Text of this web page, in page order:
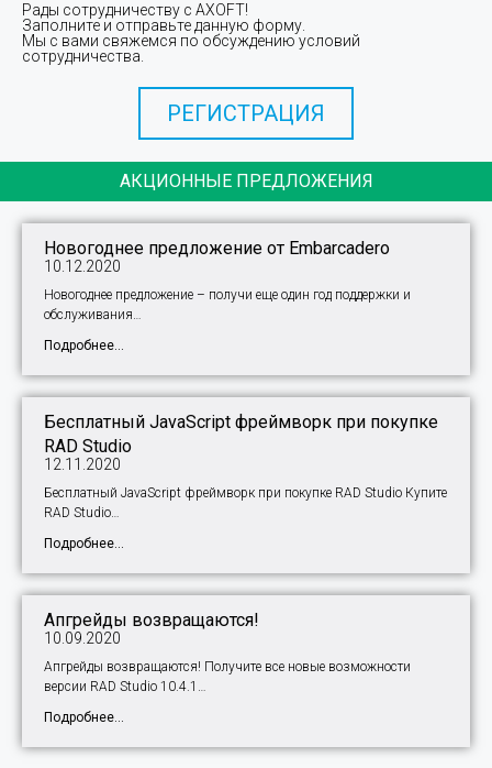
Рады сотрудничеству с AXOFT!
Заполните и отправьте данную форму.
Мы с вами свяжемся по обсуждению условий
сотрудничества.
РЕГИСТРАЦИЯ
АКЦИОННЫЕ ПРЕДЛОЖЕНИЯ
Новогоднее предложение от Embarcadero
10.12.2020
Новогоднее предложение – получи еще один год поддержки и
обслуживания…
Подробнее...
Бесплатный JavaScript фреймворк при покупке
RAD Studio
12.11.2020
Бесплатный JavaScript фреймворк при покупке RAD Studio Купите
RAD Studio…
Подробнее...
Апгрейды возвращаются!
10.09.2020
Апгрейды возвращаются! Получите все новые возможности
версии RAD Studio 10.4.1…
Подробнее...